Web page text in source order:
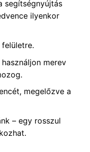
segítségnyújtás
ilyenkor
merev
megelőzve a
– egy rosszul